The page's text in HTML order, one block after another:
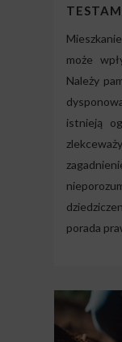
może
Należy
istnieją
porada